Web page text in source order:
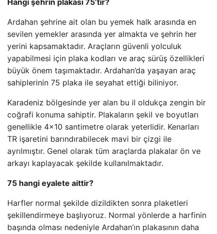
Hangi şehrin plakası 75’tir?
Ardahan şehrine ait olan bu yemek halk arasında en
sevilen yemekler arasında yer almakta ve şehrin her
yerini kapsamaktadır. Araçların güvenli yolculuk
yapabilmesi için plaka kodları ve araç sürüş özellikleri
büyük önem taşımaktadır. Ardahan’da yaşayan araç
sahiplerinin 75 plaka ile seyahat ettiği biliniyor.
Karadeniz bölgesinde yer alan bu il oldukça zengin bir
coğrafi konuma sahiptir. Plakaların şekil ve boyutları
genellikle 4×10 santimetre olarak yeterlidir. Kenarları
TR işaretini barındırabilecek mavi bir çizgi ile
ayrılmıştır. Genel olarak tüm araçlarda plakalar ön ve
arkayı kaplayacak şekilde kullanılmaktadır.
75 hangi eyalete aittir?
Harfler normal şekilde dizildikten sonra plaketleri
şekillendirmeye başlıyoruz. Normal yönlerde a harfinin
başında olması nedeniyle Ardahan’ın plakasının daha